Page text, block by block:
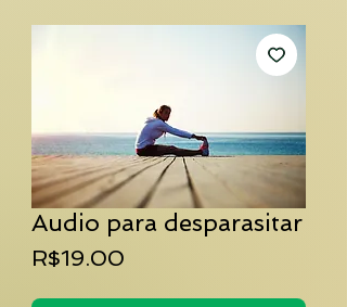
Audio para desparasitar
R$19.00